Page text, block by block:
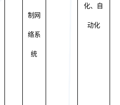
制网
络系
统
化、自
动化